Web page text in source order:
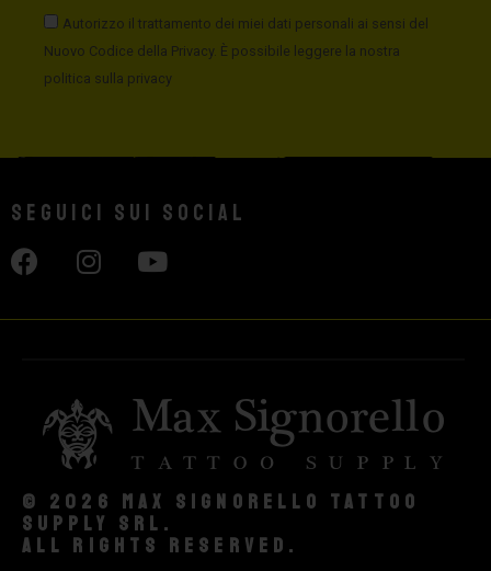
Autorizzo il trattamento dei miei dati personali ai sensi del
Nuovo Codice della Privacy. È possibile leggere la nostra
politica sulla privacy
Seguici sui social
© 2026 Max Signorello Tattoo
supply srl.
All rights reserved.